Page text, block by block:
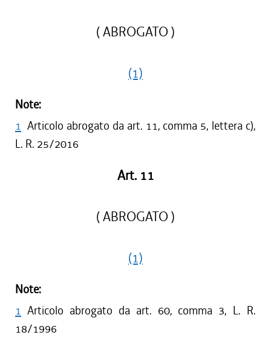
( ABROGATO )
(1)
Note:
1 Articolo abrogato da art. 11, comma 5, lettera c),
L. R. 25/2016
Art. 11
( ABROGATO )
(1)
Note:
1 Articolo abrogato da art. 60, comma 3, L. R.
18/1996